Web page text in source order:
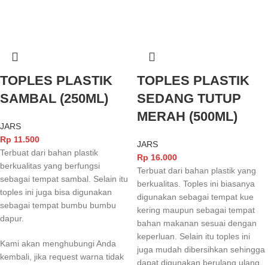
TOPLES PLASTIK
SAMBAL (250ML)
JARS
Rp 11.500
Terbuat dari bahan plastik
berkualitas yang berfungsi
sebagai tempat sambal. Selain itu
toples ini juga bisa digunakan
sebagai tempat bumbu bumbu
dapur.
Kami akan menghubungi Anda
kembali, jika request warna tidak
TOPLES PLASTIK
SEDANG TUTUP
MERAH (500ML)
JARS
Rp 16.000
Terbuat dari bahan plastik yang
berkualitas. Toples ini biasanya
digunakan sebagai tempat kue
kering maupun sebagai tempat
bahan makanan sesuai dengan
keperluan. Selain itu toples ini
juga mudah dibersihkan sehingga
dapat digunakan berulang ulang.